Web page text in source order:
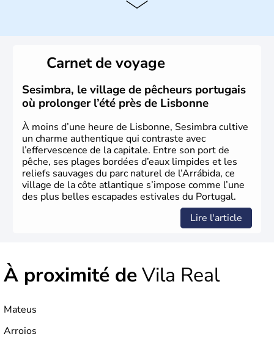
devient la capitale du pays et s'impose rapidement
comme point de commerce européen. Du XVe jusqu'au
XVIe siècle, le Portugal brille dans le monde entier
comme l'un des plus grands pouvoirs économiques et
culturels. La monarchie est abolie en 1910 et la
République est instaurée. Dictature de 1926 à 1974, il
devient membre de l'Union Européenne en 1986.
Carnet de voyage
Sesimbra, le village de pêcheurs portugais
où prolonger l’été près de Lisbonne
À moins d’une heure de Lisbonne, Sesimbra cultive
un charme authentique qui contraste avec
l’effervescence de la capitale. Entre son port de
pêche, ses plages bordées d’eaux limpides et les
reliefs sauvages du parc naturel de l’Arrábida, ce
village de la côte atlantique s’impose comme l’une
des plus belles escapades estivales du Portugal.
Lire l'article
À proximité deVila Real
Mateus
Arroios